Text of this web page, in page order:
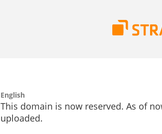
English
This domain is now reserved. As of
uploaded.